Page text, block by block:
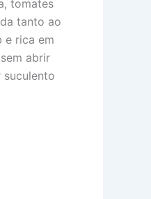
tomates
tanto ao
e rica em
abrir